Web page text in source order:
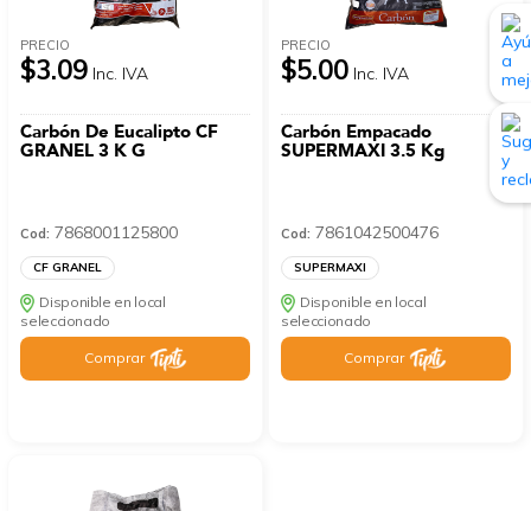
PRECIO
$3.09 Inc. IVA
Carbón De Eucalipto CF
GRANEL 3 K G
Cod: 7868001125800
CF GRANEL
Disponible en local
seleccionado
Comprar
PRECIO
$5.00 Inc. IVA
Carbón Empacado
SUPERMAXI 3.5 Kg
Cod: 7861042500476
SUPERMAXI
Disponible en local
seleccionado
Comprar